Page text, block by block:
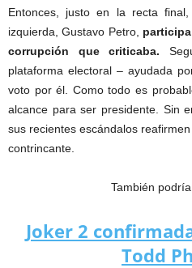
Entonces, justo en la recta
izquierda, Gustavo Petro,
corrupción que criticaba.
plataforma electoral – ayudada
voto por él. Como todo es
alcance para ser presidente. Sin
sus recientes escándalos
contrincante.
También
Joker 2
Todd